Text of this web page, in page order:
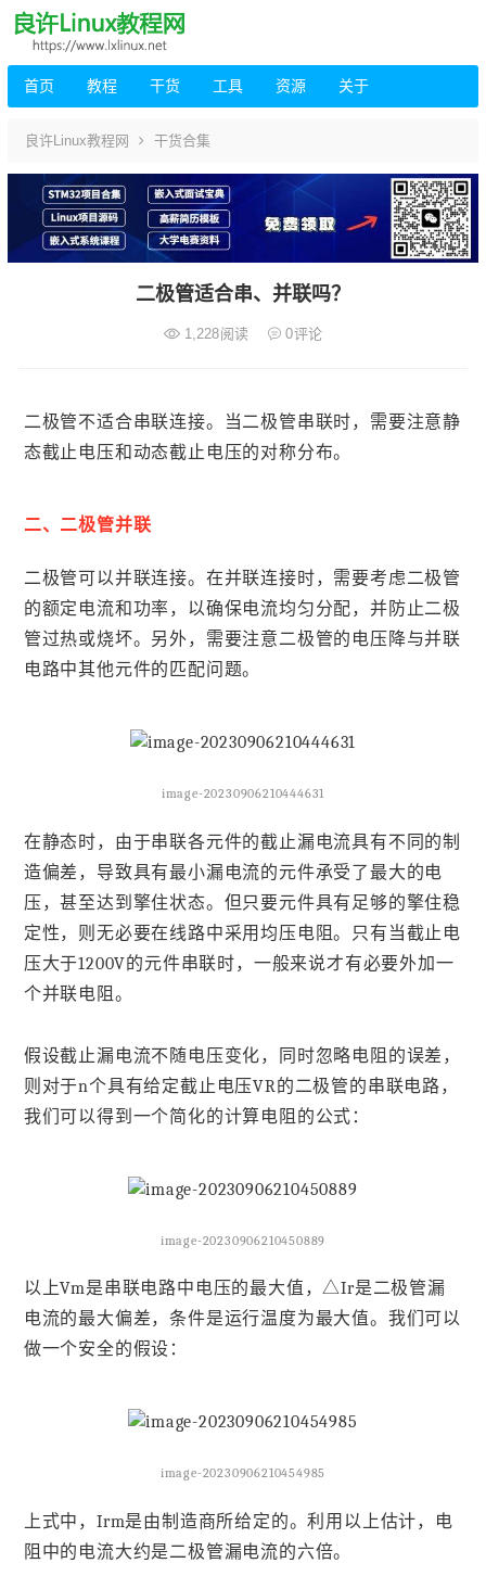
首页 教程 干货 工具 资源 关于
良许Linux教程网 干货合集
二极管适合串、并联吗？
1,228阅读 0评论
二极管不适合串联连接。当二极管串联时，需要注意静
态截止电压和动态截止电压的对称分布。
二、二极管并联
二极管可以并联连接。在并联连接时，需要考虑二极管
的额定电流和功率，以确保电流均匀分配，并防止二极
管过热或烧坏。另外，需要注意二极管的电压降与并联
电路中其他元件的匹配问题。
image-20230906210444631
在静态时，由于串联各元件的截止漏电流具有不同的制
造偏差，导致具有最小漏电流的元件承受了最大的电
压，甚至达到擎住状态。但只要元件具有足够的擎住稳
定性，则无必要在线路中采用均压电阻。只有当截止电
压大于1200V的元件串联时，一般来说才有必要外加一
个并联电阻。
假设截止漏电流不随电压变化，同时忽略电阻的误差，
则对于n个具有给定截止电压VR的二极管的串联电路，
我们可以得到一个简化的计算电阻的公式：
image-20230906210450889
以上Vm是串联电路中电压的最大值，△Ir是二极管漏
电流的最大偏差，条件是运行温度为最大值。我们可以
做一个安全的假设：
image-20230906210454985
上式中，Irm是由制造商所给定的。利用以上估计，电
阻中的电流大约是二极管漏电流的六倍。